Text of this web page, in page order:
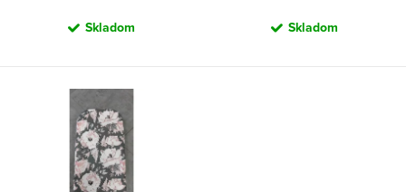
Skladom Skladom